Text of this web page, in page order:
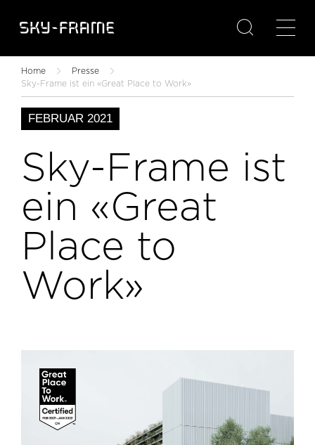

Home
Presse
Sky-Frame ist ein «Great Place to Work»
FEBRUAR 2021
Sky-Frame ist
ein «Great
Place to
Work»